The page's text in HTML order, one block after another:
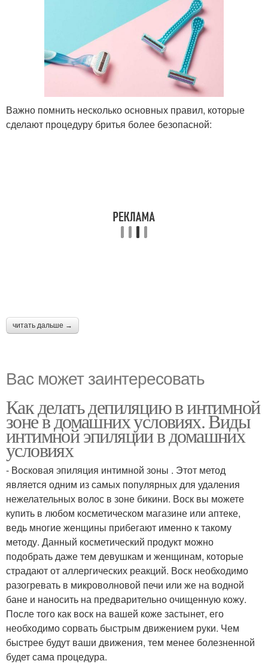
Важно помнить несколько основных правил, которые
сделают процедуру бритья более безопасной:
читать дальше →
Вас может заинтересовать
Как делать депиляцию в интимной
зоне в домашних условиях. Виды
интимной эпиляции в домашних
условиях
- Восковая эпиляция интимной зоны . Этот метод
является одним из самых популярных для удаления
нежелательных волос в зоне бикини. Воск вы можете
купить в любом косметическом магазине или аптеке,
ведь многие женщины прибегают именно к такому
методу. Данный косметический продукт можно
подобрать даже тем девушкам и женщинам, которые
страдают от аллергических реакций. Воск необходимо
разогревать в микроволновой печи или же на водной
бане и наносить на предварительно очищенную кожу.
После того как воск на вашей коже застынет, его
необходимо сорвать быстрым движением руки. Чем
быстрее будут ваши движения, тем менее болезненной
будет сама процедура.